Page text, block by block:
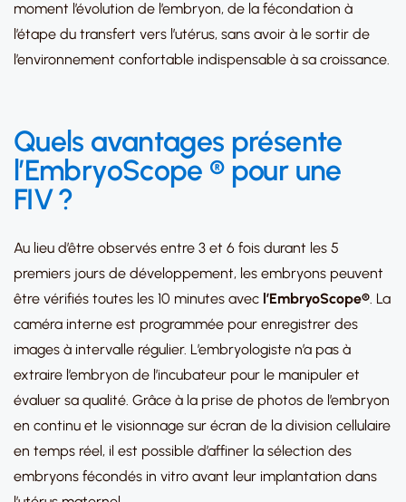
moment l’évolution de l’embryon, de la fécondation à
l’étape du transfert vers l’utérus, sans avoir à le sortir de
l’environnement confortable indispensable à sa croissance.
Quels avantages présente
l’EmbryoScope ® pour une
FIV?
Au lieu d’être observés entre 3 et 6 fois durant les 5
premiers jours de développement, les embryons peuvent
être vérifiés toutes les 10 minutes avec l’EmbryoScope®. La
caméra interne est programmée pour enregistrer des
images à intervalle régulier. L’embryologiste n’a pas à
extraire l’embryon de l’incubateur pour le manipuler et
évaluer sa qualité. Grâce à la prise de photos de l’embryon
en continu et le visionnage sur écran de la division cellulaire
en temps réel, il est possible d’affiner la sélection des
embryons fécondés in vitro avant leur implantation dans